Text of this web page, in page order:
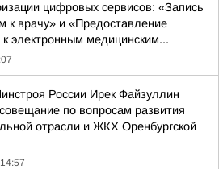
цифровых сервисов: «Запись
к врачу» и «Предоставление
к электронным медицинским...
России Ирек Файзуллин
по вопросам развития
отрасли и ЖКХ Оренбургской
14:57